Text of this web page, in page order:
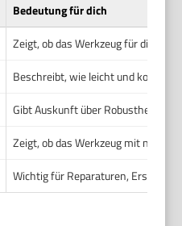
Bedeutung für dich
Zeigt, ob das Werkzeug für die
Beschreibt, wie leicht und
Gibt Auskunft über Robustheit und
Zeigt, ob das Werkzeug mit
Wichtig für Reparaturen,